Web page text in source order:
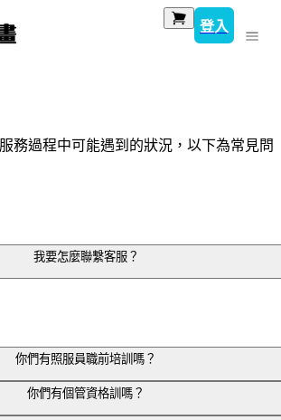
登入
務過程中可能遇到的狀況，以下為常見問
我要怎麼聯繫客服？
以聯繫：
信箱
及問題，我們將會於上班時間盡速回覆。
你們有照服員職前培訓嗎？
需求，可洽詢
你們有個管資格訓嗎？